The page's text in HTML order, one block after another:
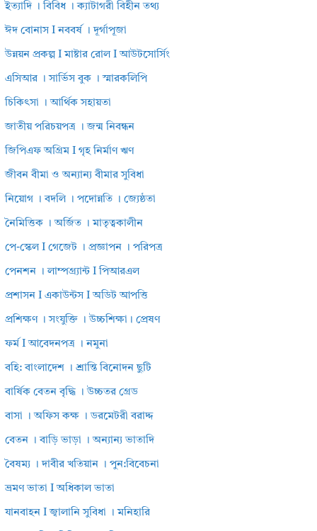
ইত্যাদি । বিবিধ । ক্যাটাগরী বিহীন তথ্য
ঈদ বোনাস I নববর্ষ । দূর্গাপূজা
উন্নয়ন প্রকল্প I মাষ্টার রোল I আউটসোর্সিং
এসিআর । সার্ভিস বুক । স্মারকলিপি
চিকিৎসা । আর্থিক সহায়তা
জাতীয় পরিচয়পত্র । জন্ম নিবন্ধন
জিপিএফ অগ্রিম I গৃহ নির্মাণ ঋণ
জীবন বীমা ও অন্যান্য বীমার সুবিধা
নিয়োগ । বদলি । পদোন্নতি । জ্যেষ্ঠতা
নৈমিত্তিক । অর্জিত । মাতৃত্বকালীন
পে-স্কেল I গেজেট । প্রজ্ঞাপন । পরিপত্র
পেনশন । লাম্পগ্র্যান্ট I পিআরএল
প্রশাসন I একাউন্টস I অডিট আপত্তি
প্রশিক্ষণ । সংযুক্তি । উচ্চশিক্ষা। প্রেষণ
ফর্ম I আবেদনপত্র । নমুনা
বহি: বাংলাদেশ । শ্রান্তি বিনোদন ছুটি
বার্ষিক বেতন বৃদ্ধি । উচ্চতর গ্রেড
বাসা । অফিস কক্ষ । ডরমেটরী বরাদ্দ
বেতন । বাড়ি ভাড়া । অন্যান্য ভাতাদি
বৈষম্য । দাবীর খতিয়ান । পুন:বিবেচনা
ভ্রমণ ভাতা I অধিকাল ভাতা
যানবাহন I জ্বালানি সুবিধা । মনিহারি